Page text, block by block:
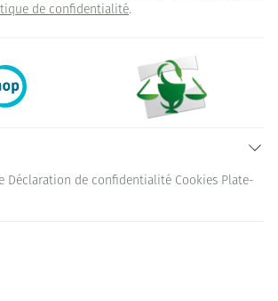
de confidentialité.
Déclaration de confidentialité Cookies Plate-